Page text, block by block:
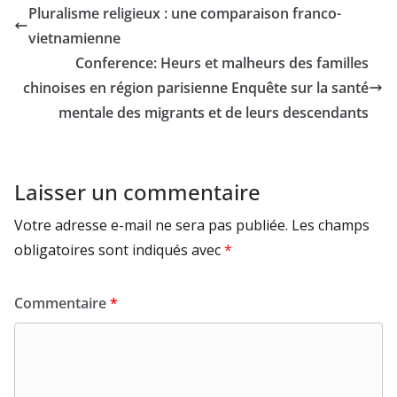
Pluralisme religieux : une comparaison franco-
vietnamienne
Conference: Heurs et malheurs des familles
chinoises en région parisienne Enquête sur la santé
mentale des migrants et de leurs descendants
Laisser un commentaire
Votre adresse e-mail ne sera pas publiée. Les champs
obligatoires sont indiqués avec*
Commentaire*